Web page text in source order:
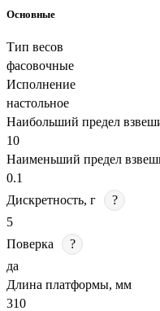
Основные
Тип весов
фасовочные
Исполнение
настольное
Наибольший предел
10
Наименьший предел
0.1
Дискретность, г
?
5
Поверка
?
да
Длина платформы, мм
310